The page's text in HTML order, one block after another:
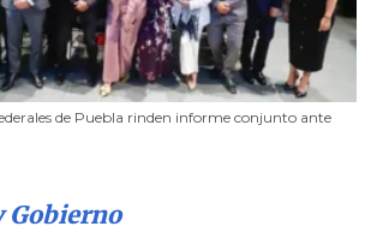
de Puebla rinden informe conjunto ante
Gobierno